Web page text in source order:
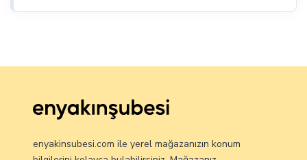
enyakinsubesi.com ile yerel mağazanızın konum